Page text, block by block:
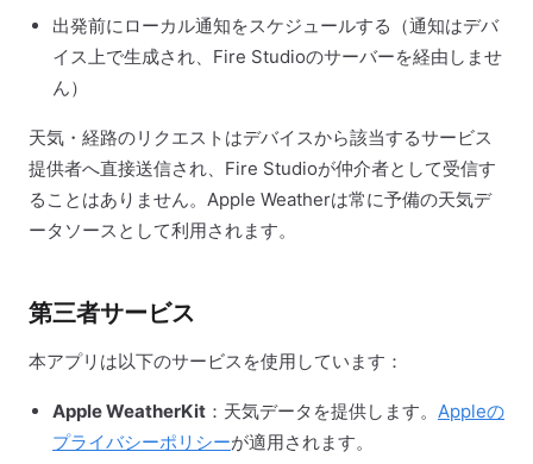
出発前にローカル通知をスケジュールする（通知はデバ
イス上で生成され、Fire Studioのサーバーを経由しませ
ん）
天気・経路のリクエストはデバイスから該当するサービス
提供者へ直接送信され、Fire Studioが仲介者として受信す
ることはありません。Apple Weatherは常に予備の天気デ
ータソースとして利用されます。
第三者サービス
本アプリは以下のサービスを使用しています：
Apple WeatherKit ：天気データを提供します。 Appleの
プライバシーポリシーが適用されます。